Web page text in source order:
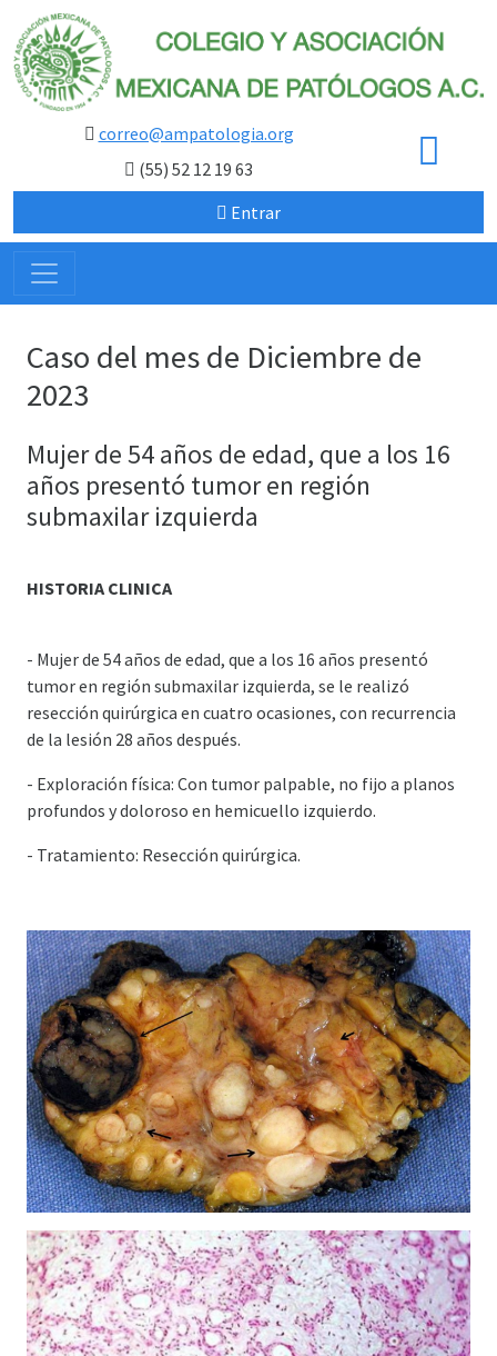
correo@ampatologia.org
(55) 52 12 19 63
Entrar
Caso del mes de Diciembre de
2023
Mujer de 54 años de edad, que a los 16
años presentó tumor en región
submaxilar izquierda
HISTORIA CLINICA
- Mujer de 54 años de edad, que a los 16 años presentó
tumor en región submaxilar izquierda, se le realizó
resección quirúrgica en cuatro ocasiones, con recurrencia
de la lesión 28 años después.
- Exploración física: Con tumor palpable, no fijo a planos
profundos y doloroso en hemicuello izquierdo.
- Tratamiento: Resección quirúrgica.